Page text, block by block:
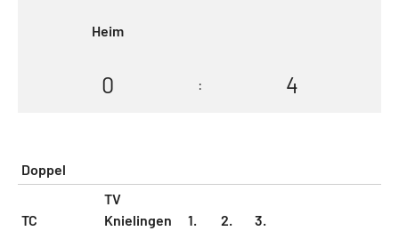
Heim
0 : 4
Doppel
TC
TV
Knielingen
1.
2.
3.